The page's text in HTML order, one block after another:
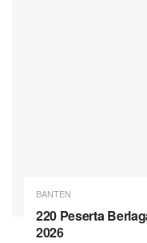
BANTEN
220 Peserta
2026